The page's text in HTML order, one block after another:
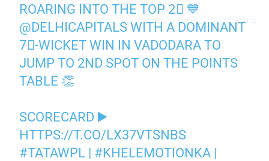
ROARING INTO THE TOP 2⃣ 💙
@DELHICAPITALS WITH A DOMINANT
7⃣-WICKET WIN IN VADODARA TO
JUMP TO 2ND SPOT ON THE POINTS
TABLE 👏
SCORECARD ▶️
HTTPS://T.CO/LX37VTSNBS
#TATAWPL | #KHELEMOTIONKA |